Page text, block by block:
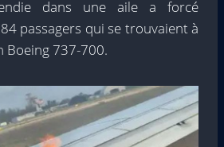
dans une aile a forcé
passagers qui se trouvaient à
Boeing 737-700.